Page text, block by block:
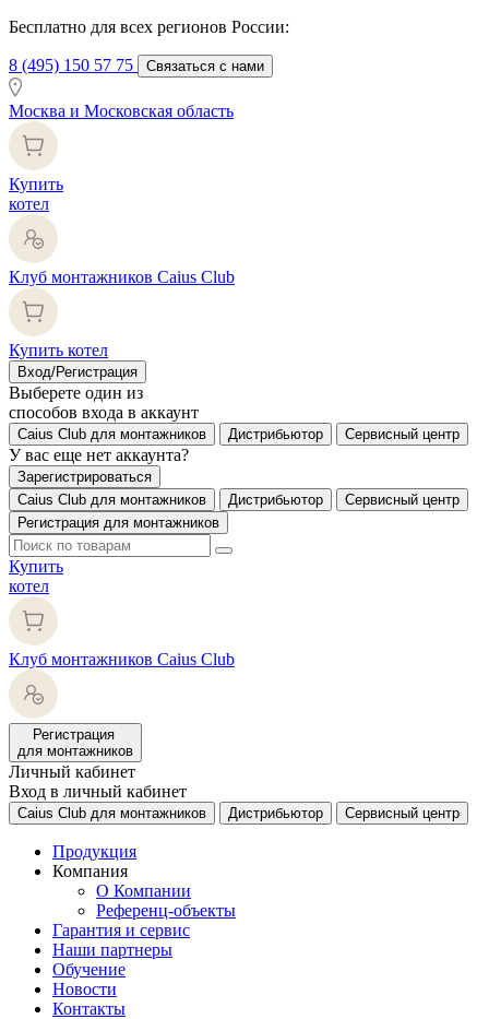
Бесплатно для всех регионов России:
8 (495) 150 57 75 Связаться с нами
Москва и Московская область
Купить
котел
Клуб монтажников Caius Club
Купить котел
Вход/Регистрация
Выберете один из
способов входа в аккаунт
Caius Club для монтажников Дистрибьютор Сервисный центр
У вас еще нет аккаунта?
Зарегистрироваться
Caius Club для монтажников
Дистрибьютор
Сервисный центр
Регистрация для монтажников
Купить
котел
Клуб монтажников Caius Club
Регистрация
для монтажников
Личный кабинет
Вход в личный кабинет
Caius Club для монтажников Дистрибьютор Сервисный центр
Продукция
Компания
О Компании
Референц-объекты
Гарантия и сервис
Наши партнеры
Обучение
Новости
Контакты